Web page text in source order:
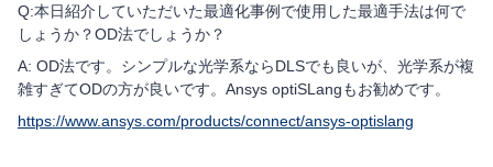
Q:本日紹介していただいた最適化事例で使用した最適手法は何で
しょうか？OD法でしょうか？
A: OD法です。シンプルな光学系ならDLSでも良いが、光学系が複
雑すぎてODの方が良いです。Ansys optiSLangもお勧めです。
https://www.ansys.com/products/connect/ansys-optislang